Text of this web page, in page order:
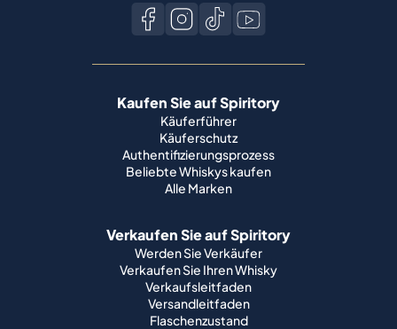
Kaufen Sie auf Spiritory
Käuferführer
Käuferschutz
Authentifizierungsprozess
Beliebte Whiskys kaufen
Alle Marken
Verkaufen Sie auf Spiritory
Werden Sie Verkäufer
Verkaufen Sie Ihren Whisky
Verkaufsleitfaden
Versandleitfaden
Flaschenzustand